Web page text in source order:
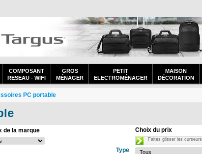
COMPOSANT
RESEAU - WIFI
GROS
MÉNAGER
PETIT
ELECTROMÉNAGER
MAISON
DÉCORATION
PC portable
de la marque Choix du prix
Faites glisser les curseurs
Type